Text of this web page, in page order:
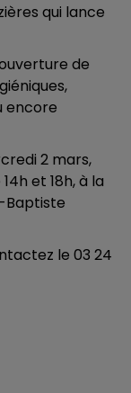
qui lance
de
encore
2 mars,
et 18h, à la
Baptiste
le 03 24